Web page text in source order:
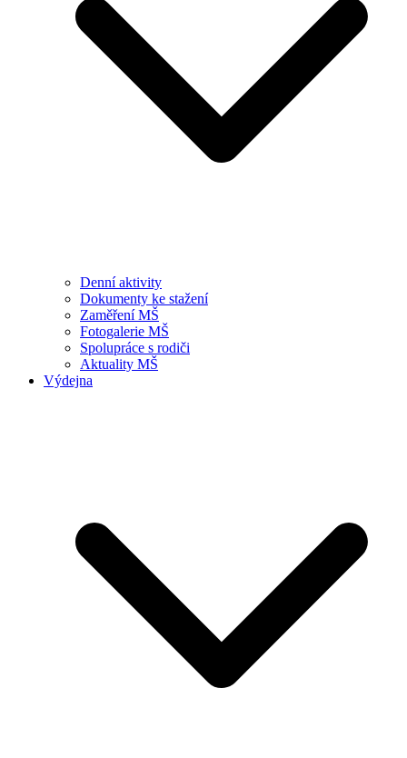
Denní aktivity
Dokumenty ke stažení
Zaměření MŠ
Fotogalerie MŠ
Spolupráce s rodiči
Aktuality MŠ
Výdejna